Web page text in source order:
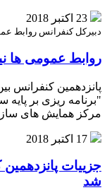
23 اکتبر 2018
دبیرکل کنفرانس روابط
روابط عمومی ها
پانزدهمین کنفرانس
مرکز همایش های
17 اکتبر 2018
جزییات
شد